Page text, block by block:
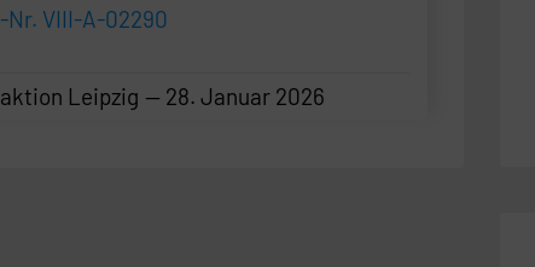
Nr. VIII-A-02290
Leipzig 28. Januar 2026
Leipzig — 28. Januar 2026